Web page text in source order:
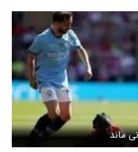
ماند